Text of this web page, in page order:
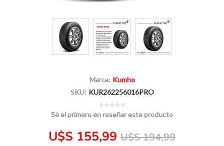
Marca: Kumho
SKU: KUR262256016PRO
Sé el primero en reseñar este producto
U$S 155,99 U$S 194,99